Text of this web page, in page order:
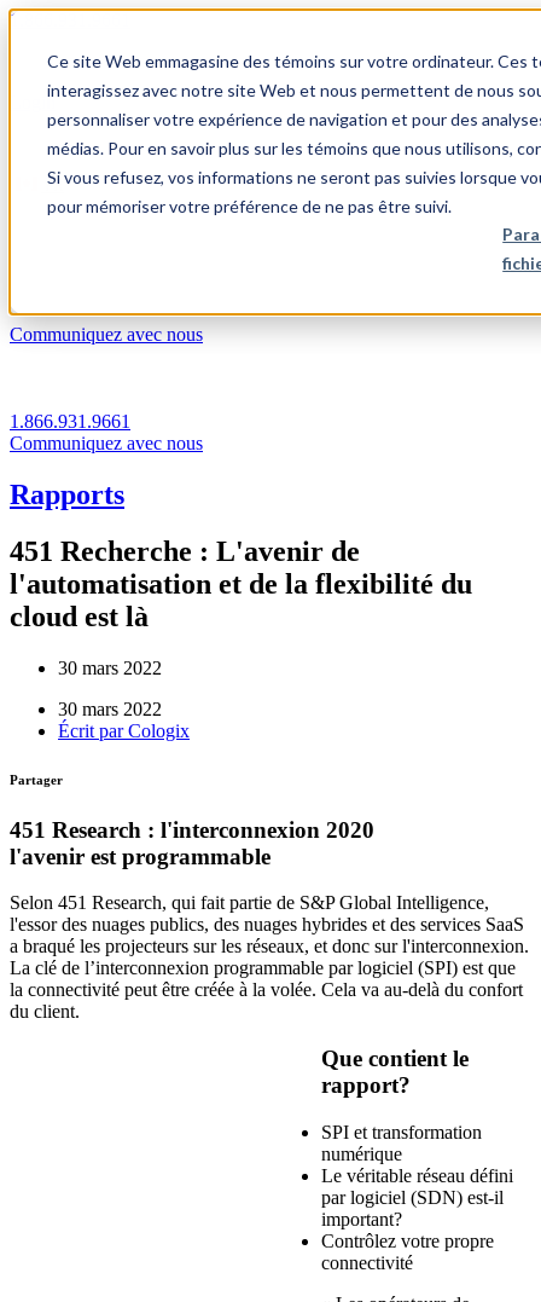
Ce site Web emmagasine des témoins sur votre ordinateur.
interagissez avec notre site Web et nous permettent de nous
personnaliser votre expérience de navigation et pour des
médias. Pour en savoir plus sur les témoins que nous utilisons,
Si vous refusez, vos informations ne seront pas suivies lorsque
pour mémoriser votre préférence de ne pas être suivi.
1.866.931.9661
Login
FR
Communiquez avec nous
1.866.931.9661
Communiquez avec nous
Rapports
451 Recherche : L'avenir de
l'automatisation et de la flexibilité du
cloud est là
30 mars 2022
30 mars 2022
Écrit parCologix
Partager
451 Research : l'interconnexion 2020
l'avenir est programmable
Selon 451 Research, qui fait partie de S&P Global Intelligence,
l'essor des nuages publics, des nuages hybrides et des services SaaS
a braqué les projecteurs sur les réseaux, et donc sur l'interconnexion.
La clé de l’interconnexion programmable par logiciel (SPI) est que
la connectivité peut être créée à la volée. Cela va au-delà du confort
du client.
Que contient le
rapport?
SPI et transformation
numérique
Le véritable réseau défini
par logiciel (SDN) est-il
important?
Contrôlez votre propre
connectivité